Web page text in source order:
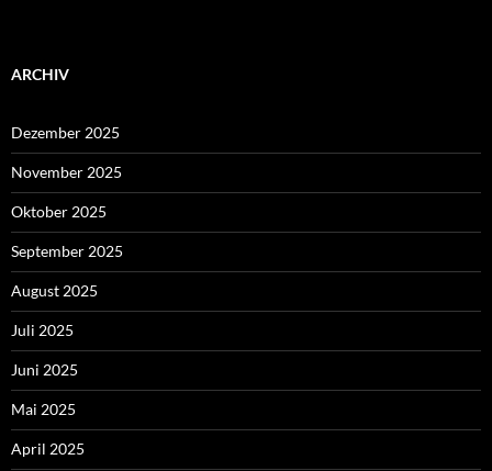
ARCHIV
Dezember 2025
November 2025
Oktober 2025
September 2025
August 2025
Juli 2025
Juni 2025
Mai 2025
April 2025